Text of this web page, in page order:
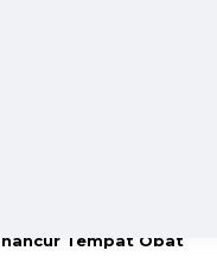
Tempat Obat